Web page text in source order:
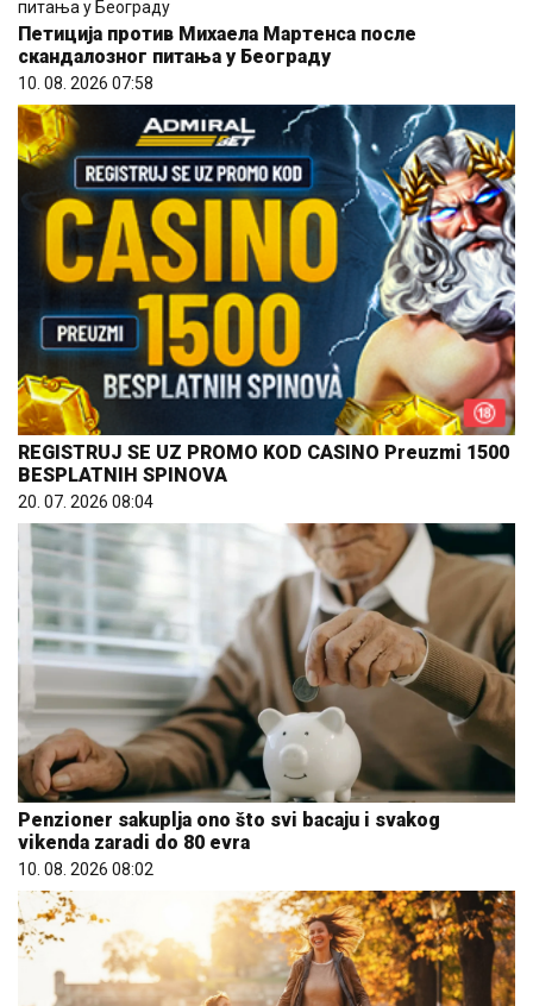
Петиција против Михаела Мартенса после
скандалозног питања у Београду
10. 08. 2026 07:58
REGISTRUJ SE UZ PROMO KOD CASINO Preuzmi 1500
BESPLATNIH SPINOVA
20. 07. 2026 08:04
Penzioner sakuplja ono što svi bacaju i svakog
vikenda zaradi do 80 evra
10. 08. 2026 08:02